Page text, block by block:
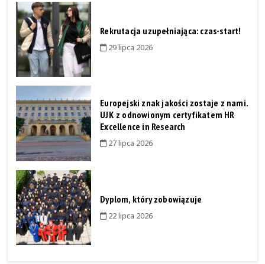
Rekrutacja uzupełniająca: czas-start!
29 lipca 2026
Europejski znak jakości zostaje z nami.
UJK z odnowionym certyfikatem HR
Excellence in Research
27 lipca 2026
Dyplom, który zobowiązuje
22 lipca 2026